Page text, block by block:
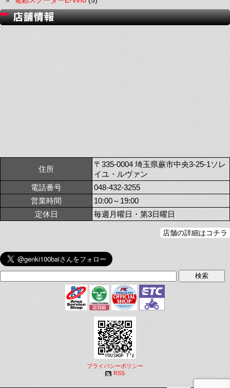
住所
〒335-0004 埼玉県蕨市中央3-25-1ソレ
イユ・ルヴァン
電話番号
048-432-3255
営業時間
10:00～19:00
定休日
毎週月曜日・第3日曜日
店舗の詳細はコチラ
プライバシーポリシー
RSS